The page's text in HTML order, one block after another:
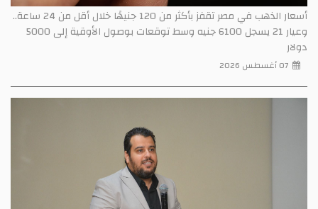
أسعار الذهب في مصر تقفز بأكثر من 120 جنيهًا خلال أقل من 24 ساعة..
وعيار 21 يسجل 6100 جنيه وسط توقعات بوصول الأوقية إلى 5000